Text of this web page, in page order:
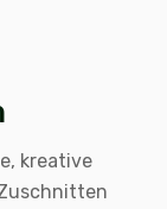
kreative